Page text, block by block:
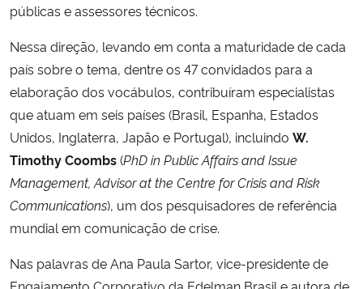
públicas e assessores técnicos.
Nessa direção, levando em conta a maturidade de cada
país sobre o tema, dentre os 47 convidados para a
elaboração dos vocábulos, contribuíram especialistas
que atuam em seis países (Brasil, Espanha, Estados
Unidos, Inglaterra, Japão e Portugal), incluindo W.
Timothy Coombs(PhD in Public Affairs and Issue
Management, Advisor at the Centre for Crisis and Risk
Communications), um dos pesquisadores de referência
mundial em comunicação de crise.
Nas palavras de Ana Paula Sartor, vice-presidente de